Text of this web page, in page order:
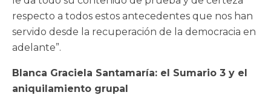
respecto a todos estos antecedentes que nos han
servido desde la recuperación de la democracia en
adelante”.
Blanca Graciela Santamaría: el Sumario 3 y el
aniquilamiento grupal